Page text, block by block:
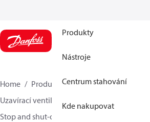
Produkty
Nástroje
Centrum stahování
Kde nakupovat
Home Produkty Climate Solutions pro
Uzavírací ventily
Stop and shut-off valves for Industrial